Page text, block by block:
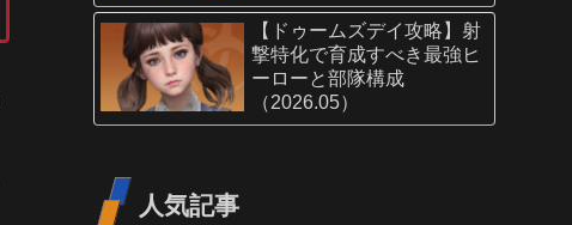
【ドゥームズデイ攻略】射
撃特化で育成すべき最強ヒ
ーローと部隊構成
（2026.05）
人気記事